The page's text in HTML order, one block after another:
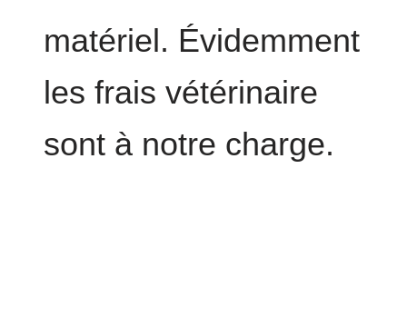
matériel. Évidemment
les frais vétérinaire
sont à notre charge.